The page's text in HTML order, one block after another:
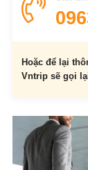
Đi xe điện
Hoặc để lại
Vntrip sẽ gọi